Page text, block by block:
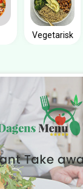
Vegetarisk